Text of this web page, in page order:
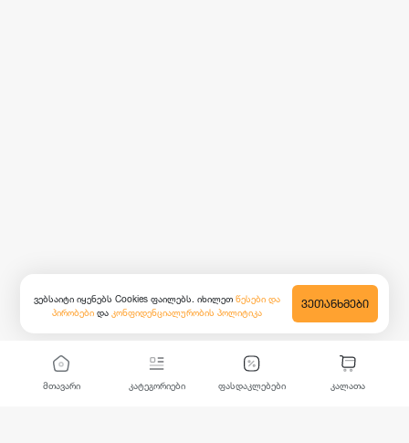
მთავარი კატეგორიები ფასდაკლებები კალათა
ვებსაიტი იყენებს Cookies ფაილებს. იხილეთ წესები და
პირობები და კონფიდენციალურობის პოლიტიკა
ᲕᲔᲗᲐᲜᲮᲛᲔᲑᲘ